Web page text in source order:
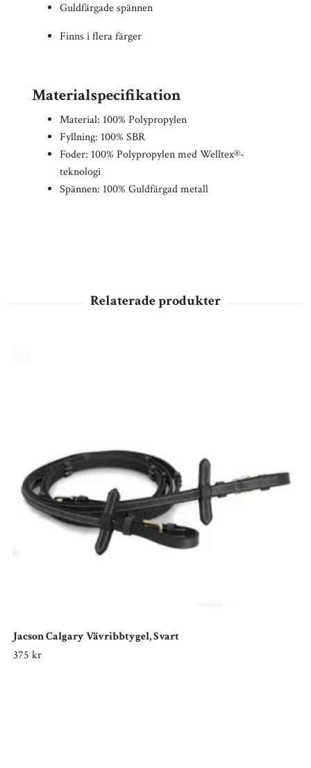
Guldfärgade spännen
Finns i flera färger
Materialspecifikation
Material: 100% Polypropylen
Fyllning: 100% SBR
Foder: 100% Polypropylen med Welltex®-
teknologi
Spännen: 100% Guldfärgad metall
Jacson Calgary Vävribbtygel, Svart
375 kr